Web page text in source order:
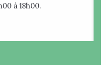
à 18h00.